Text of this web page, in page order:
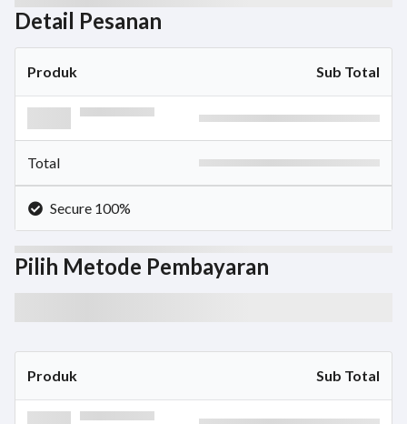
Detail Pesanan
Produk Sub Total
Total
Secure 100%
Pilih Metode Pembayaran
Produk Sub Total